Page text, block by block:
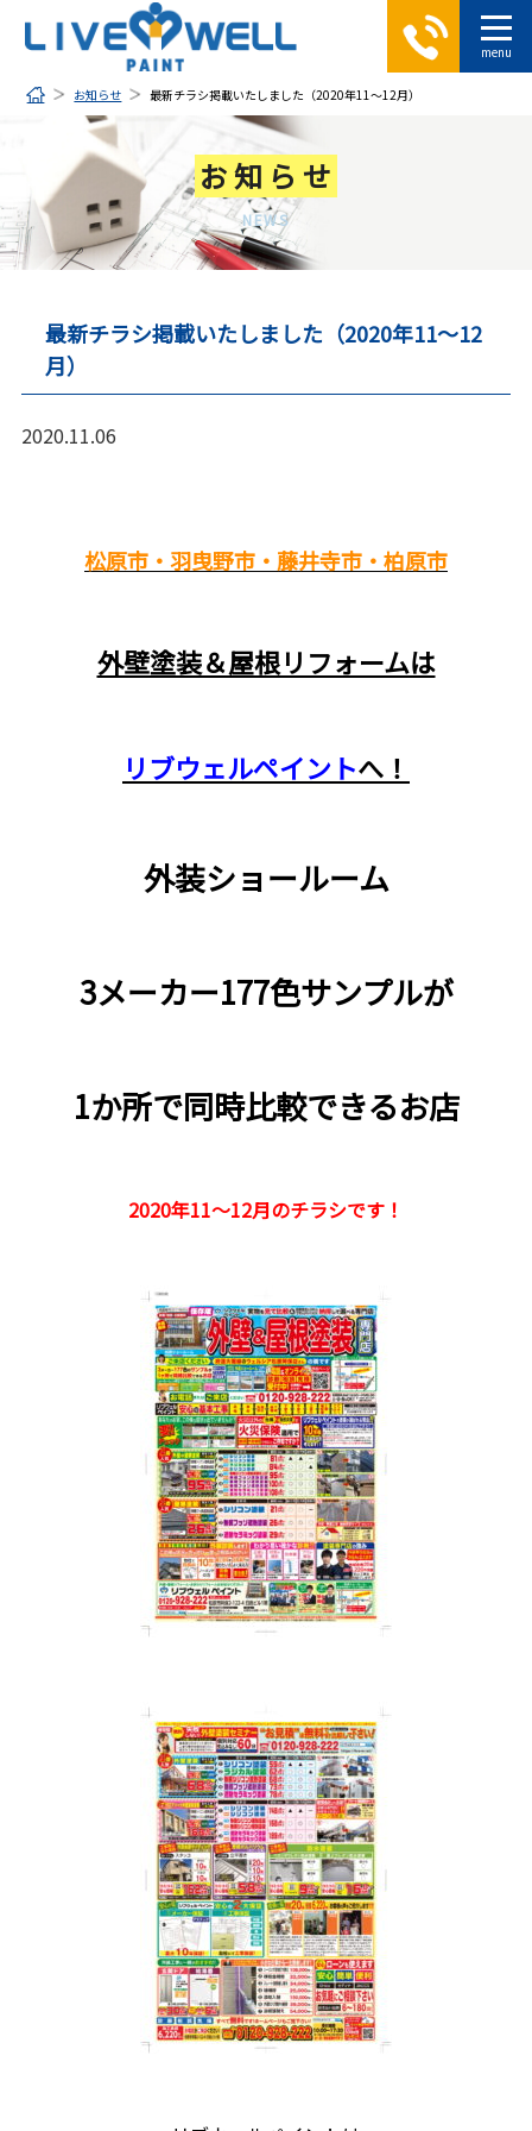
お知らせ 最新チラシ掲載いたしました（2020年11～12月）
お知らせ
NEWS
最新チラシ掲載いたしました（2020年11～12
月）
2020.11.06
松原市・羽曳野市・藤井寺市・柏原市
外壁塗装＆屋根リフォームは
リブウェルペイントへ！
外装ショールーム
3メーカー177色サンプルが
1か所で同時比較できるお店
2020年11～12月のチラシです！